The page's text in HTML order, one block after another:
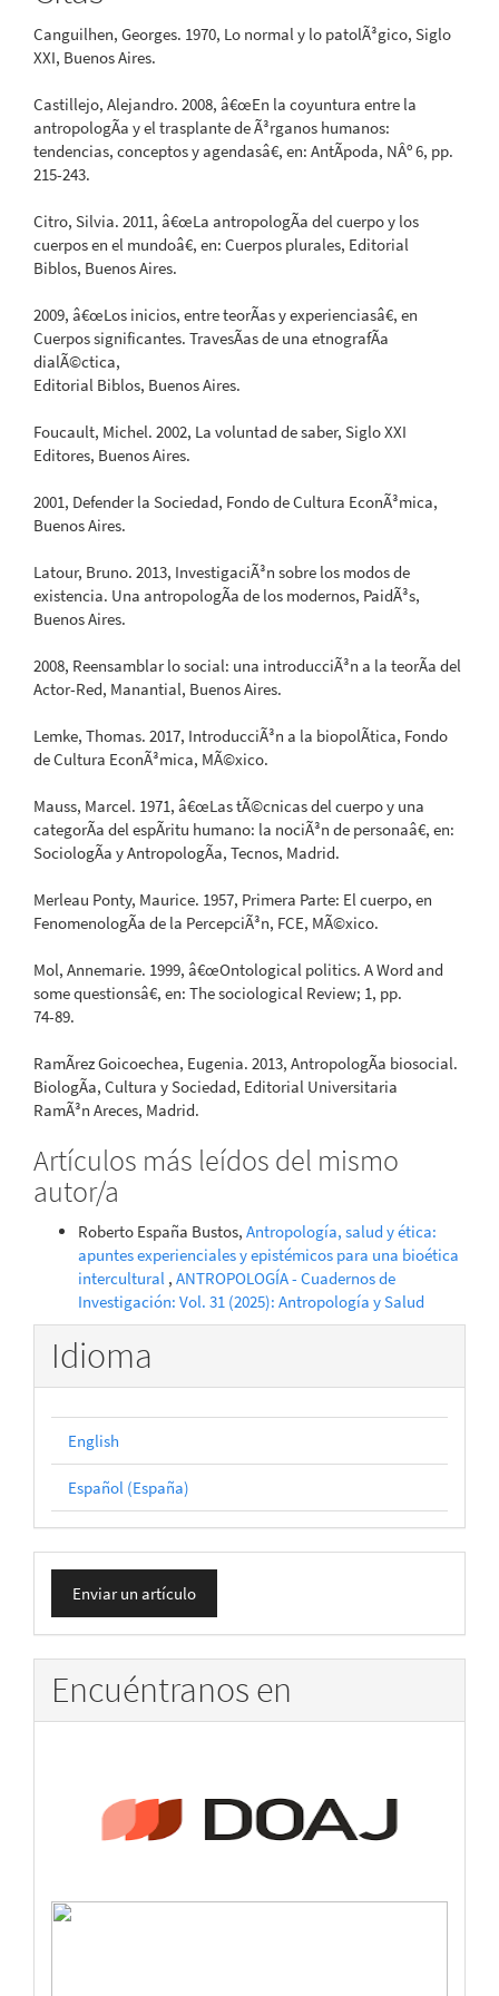
Canguilhen, Georges. 1970, Lo normal y lo patolÃ³gico, Siglo
XXI, Buenos Aires.
Castillejo, Alejandro. 2008, â€œEn la coyuntura entre la
antropologÃ­a y el trasplante de Ã³rganos humanos:
tendencias, conceptos y agendasâ€, en: AntÃ­poda, NÂº 6, pp.
215-243.
Citro, Silvia. 2011, â€œLa antropologÃ­a del cuerpo y los
cuerpos en el mundoâ€, en: Cuerpos plurales, Editorial
Biblos, Buenos Aires.
2009, â€œLos inicios, entre teorÃ­as y experienciasâ€, en
Cuerpos significantes. TravesÃ­as de una etnografÃ­a
dialÃ©ctica,
Editorial Biblos, Buenos Aires.
Foucault, Michel. 2002, La voluntad de saber, Siglo XXI
Editores, Buenos Aires.
2001, Defender la Sociedad, Fondo de Cultura EconÃ³mica,
Buenos Aires.
Latour, Bruno. 2013, InvestigaciÃ³n sobre los modos de
existencia. Una antropologÃ­a de los modernos, PaidÃ³s,
Buenos Aires.
2008, Reensamblar lo social: una introducciÃ³n a la teorÃ­a del
Actor-Red, Manantial, Buenos Aires.
Lemke, Thomas. 2017, IntroducciÃ³n a la biopolÃ­tica, Fondo
de Cultura EconÃ³mica, MÃ©xico.
Mauss, Marcel. 1971, â€œLas tÃ©cnicas del cuerpo y una
categorÃ­a del espÃ­ritu humano: la nociÃ³n de personaâ€, en:
SociologÃ­a y AntropologÃ­a, Tecnos, Madrid.
Merleau Ponty, Maurice. 1957, Primera Parte: El cuerpo, en
FenomenologÃ­a de la PercepciÃ³n, FCE, MÃ©xico.
Mol, Annemarie. 1999, â€œOntological politics. A Word and
some questionsâ€, en: The sociological Review; 1, pp.
74-89.
RamÃ­rez Goicoechea, Eugenia. 2013, AntropologÃ­a biosocial.
BiologÃ­a, Cultura y Sociedad, Editorial Universitaria
RamÃ³n Areces, Madrid.
Artículos más leídos del mismo
autor/a
Roberto España Bustos, Antropología, salud y ética:
apuntes experienciales y epistémicos para una bioética
intercultural , ANTROPOLOGÍA - Cuadernos de
Investigación: Vol. 31 (2025): Antropología y Salud
Idioma
English
Español (España)
Enviar
un
artículo
Enviar un artículo
Encuéntranos en